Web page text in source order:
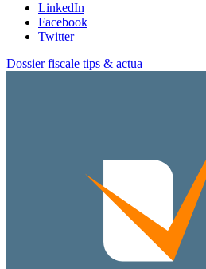
LinkedIn
Facebook
Twitter
Dossier fiscale tips & actua